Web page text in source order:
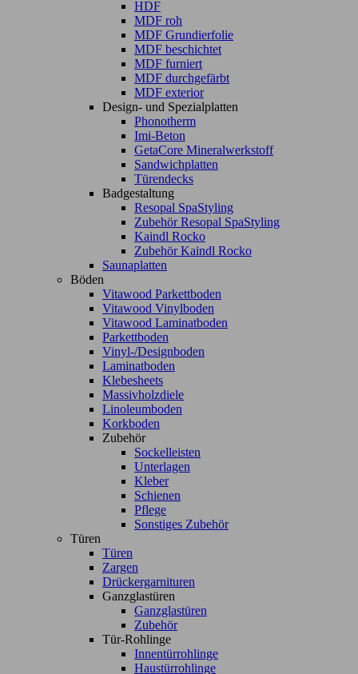
HDF
MDF roh
MDF Grundierfolie
MDF beschichtet
MDF furniert
MDF durchgefärbt
MDF exterior
Design- und Spezialplatten
Phonotherm
Imi-Beton
GetaCore Mineralwerkstoff
Sandwichplatten
Türendecks
Badgestaltung
Resopal SpaStyling
Zubehör Resopal SpaStyling
Kaindl Rocko
Zubehör Kaindl Rocko
Saunaplatten
Böden
Vitawood Parkettboden
Vitawood Vinylboden
Vitawood Laminatboden
Parkettboden
Vinyl-/Designboden
Laminatboden
Klebesheets
Massivholzdiele
Linoleumboden
Korkboden
Zubehör
Sockelleisten
Unterlagen
Kleber
Schienen
Pflege
Sonstiges Zubehör
Türen
Türen
Zargen
Drückergarnituren
Ganzglastüren
Ganzglastüren
Zubehör
Tür-Rohlinge
Innentürrohlinge
Haustürrohlinge